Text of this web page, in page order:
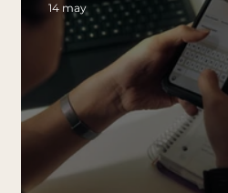
14 may